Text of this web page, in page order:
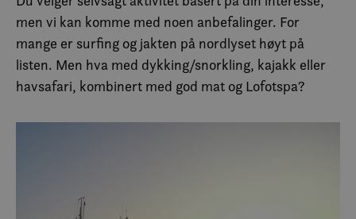
men vi kan komme med noen anbefalinger. For
mange er surfing og jakten på nordlyset høyt på
listen. Men hva med dykking/snorkling, kajakk eller
havsafari, kombinert med god mat og Lofotspa?